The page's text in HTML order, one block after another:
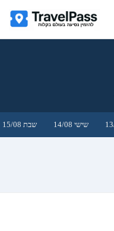
שישי 14/08 שבת 15/08